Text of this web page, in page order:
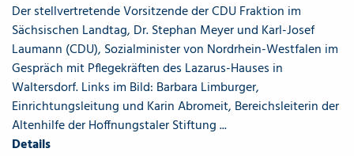
Der stellvertretende Vorsitzende der CDU Fraktion im
Sächsischen Landtag, Dr. Stephan Meyer und Karl-Josef
Laumann (CDU), Sozialminister von Nordrhein-Westfalen im
Gespräch mit Pflegekräften des Lazarus-Hauses in
Waltersdorf. Links im Bild: Barbara Limburger,
Einrichtungsleitung und Karin Abromeit, Bereichsleiterin der
Altenhilfe der Hoffnungstaler Stiftung ...
Details